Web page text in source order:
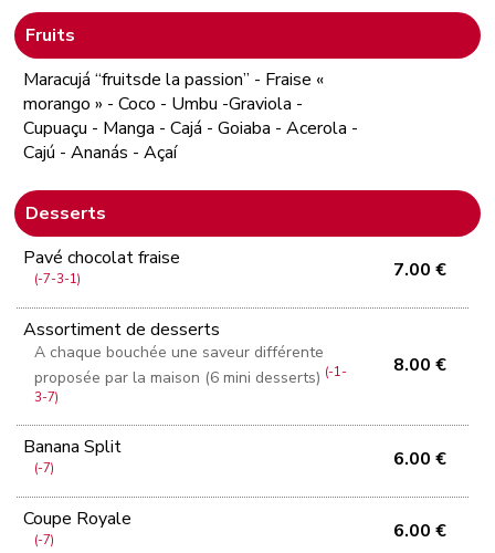
Fruits
Maracujá “fruitsde la passion” - Fraise «
morango » - Coco - Umbu -Graviola -
Cupuaçu - Manga - Cajá - Goiaba - Acerola -
Cajú - Ananás - Açaí
Desserts
Pavé chocolat fraise
(-7-3-1) 7.00 €
Assortiment de desserts
A chaque bouchée une saveur différente
proposée par la maison (6 mini desserts) (-1-
3-7)
8.00 €
Banana Split
(-7) 6.00 €
Coupe Royale
(-7) 6.00 €